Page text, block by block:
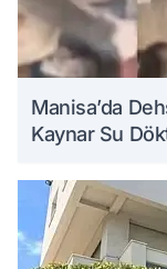
Manisa’da
Kaynar Su